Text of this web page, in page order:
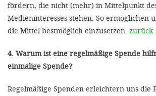
fördern, die nicht (mehr) in Mittelpunkt
Medieninteresses stehen. So ermöglichen
die Mittel bestmöglich einzusetzen. zurück
4. Warum ist eine regelmäßige Spende
einmalige Spende?
Regelmäßige Spenden erleichtern uns die